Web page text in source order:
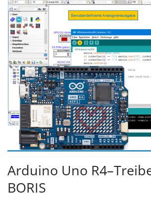
Arduino Uno
BORIS